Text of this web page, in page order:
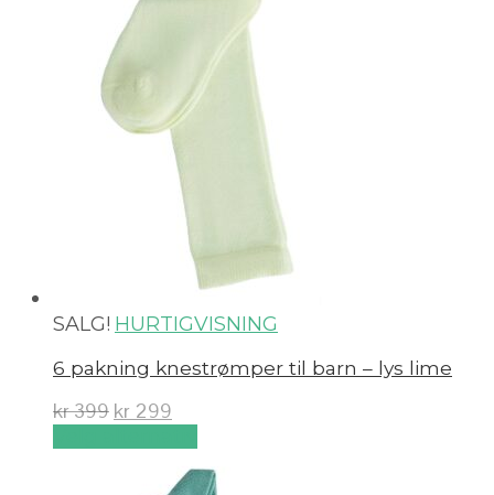
SALG! HURTIGVISNING
6 pakning knestrømper til barn – lys lime
kr399 kr 299